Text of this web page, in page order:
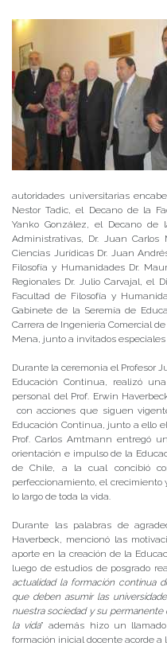
autoridades universitarias
Nestor Tadic, el Decano de la
Yanko González, el Decano de
Administrativas, Dr. Juan
Ciencias Jurídicas Dr. Juan
Filosofía y Humanidades Dr.
Regionales Dr. Julio Carvajal, el
Facultad de Filosofía y
Gabinete de la Seremía de
Carrera de Ingeniería Comercial
Mena, junto a invitados especiales
Durante la ceremonia el Profesor
Educación Continua, realizó
personal del Prof. Erwin
con acciones que siguen
Educación Continua, junto a ello
Prof. Carlos Amtmann entregó
orientación e impulso de la
de Chile, a la cual concibió
perfeccionamiento, el crecimiento
lo largo de toda la vida.
Durante las palabras de
Haverbeck, mencionó las
aporte en la creación de la
luego de estudios de posgrado
actualidad la formación continua
que deben asumir las
nuestra sociedad y su
la vida” además hizo un
formación inicial docente acorde a